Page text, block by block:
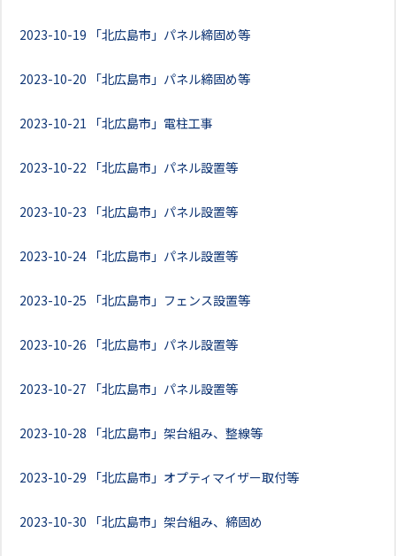
2023-10-19 「北広島市」パネル締固め等
2023-10-20 「北広島市」パネル締固め等
2023-10-21 「北広島市」電柱工事
2023-10-22 「北広島市」パネル設置等
2023-10-23 「北広島市」パネル設置等
2023-10-24 「北広島市」パネル設置等
2023-10-25 「北広島市」フェンス設置等
2023-10-26 「北広島市」パネル設置等
2023-10-27 「北広島市」パネル設置等
2023-10-28 「北広島市」架台組み、整線等
2023-10-29 「北広島市」オプティマイザー取付等
2023-10-30 「北広島市」架台組み、締固め